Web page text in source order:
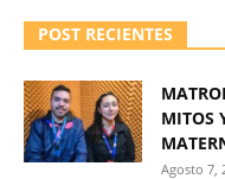
POST RECIENTES
MITOS
Agosto 7,